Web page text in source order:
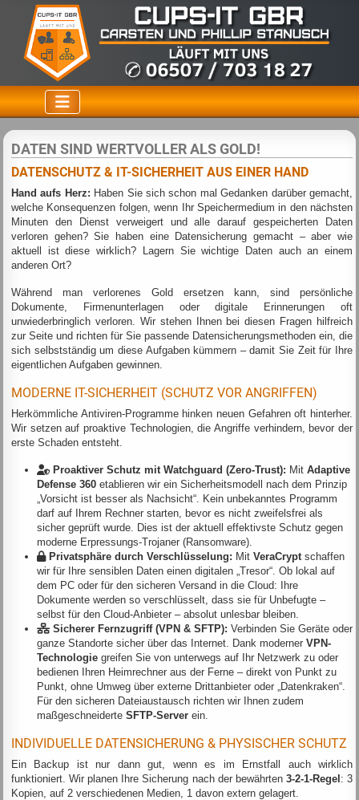
DATEN SIND WERTVOLLER ALS GOLD!
DATENSCHUTZ & IT-SICHERHEIT AUS EINER HAND
Hand aufs Herz: Haben Sie sich schon mal Gedanken darüber gemacht,
welche Konsequenzen folgen, wenn Ihr Speichermedium in den nächsten
Minuten den Dienst verweigert und alle darauf gespeicherten Daten
verloren gehen? Sie haben eine Datensicherung gemacht – aber wie
aktuell ist diese wirklich? Lagern Sie wichtige Daten auch an einem
anderen Ort?
Während man verlorenes Gold ersetzen kann, sind persönliche
Dokumente, Firmenunterlagen oder digitale Erinnerungen oft
unwiederbringlich verloren. Wir stehen Ihnen bei diesen Fragen hilfreich
zur Seite und richten für Sie passende Datensicherungsmethoden ein, die
sich selbstständig um diese Aufgaben kümmern – damit Sie Zeit für Ihre
eigentlichen Aufgaben gewinnen.
MODERNE IT-SICHERHEIT (SCHUTZ VOR ANGRIFFEN)
Herkömmliche Antiviren-Programme hinken neuen Gefahren oft hinterher.
Wir setzen auf proaktive Technologien, die Angriffe verhindern, bevor der
erste Schaden entsteht.
Proaktiver Schutz mit Watchguard (Zero-Trust): Mit Adaptive
Defense 360 etablieren wir ein Sicherheitsmodell nach dem Prinzip
„Vorsicht ist besser als Nachsicht“. Kein unbekanntes Programm
darf auf Ihrem Rechner starten, bevor es nicht zweifelsfrei als
sicher geprüft wurde. Dies ist der aktuell effektivste Schutz gegen
moderne Erpressungs-Trojaner (Ransomware).
Privatsphäre durch Verschlüsselung: Mit VeraCryptschaffen
wir für Ihre sensiblen Daten einen digitalen „Tresor“. Ob lokal auf
dem PC oder für den sicheren Versand in die Cloud: Ihre
Dokumente werden so verschlüsselt, dass sie für Unbefugte –
selbst für den Cloud-Anbieter – absolut unlesbar bleiben.
Sicherer Fernzugriff (VPN & SFTP): Verbinden Sie Geräte oder
ganze Standorte sicher über das Internet. Dank moderner VPN-
Technologie greifen Sie von unterwegs auf Ihr Netzwerk zu oder
bedienen Ihren Heimrechner aus der Ferne – direkt von Punkt zu
Punkt, ohne Umweg über externe Drittanbieter oder „Datenkraken“.
Für den sicheren Dateiaustausch richten wir Ihnen zudem
maßgeschneiderte SFTP-Server ein.
INDIVIDUELLE DATENSICHERUNG & PHYSISCHER SCHUTZ
Ein Backup ist nur dann gut, wenn es im Ernstfall auch wirklich
funktioniert. Wir planen Ihre Sicherung nach der bewährten 3-2-1-Regel : 3
Kopien, auf 2 verschiedenen Medien, 1 davon extern gelagert.